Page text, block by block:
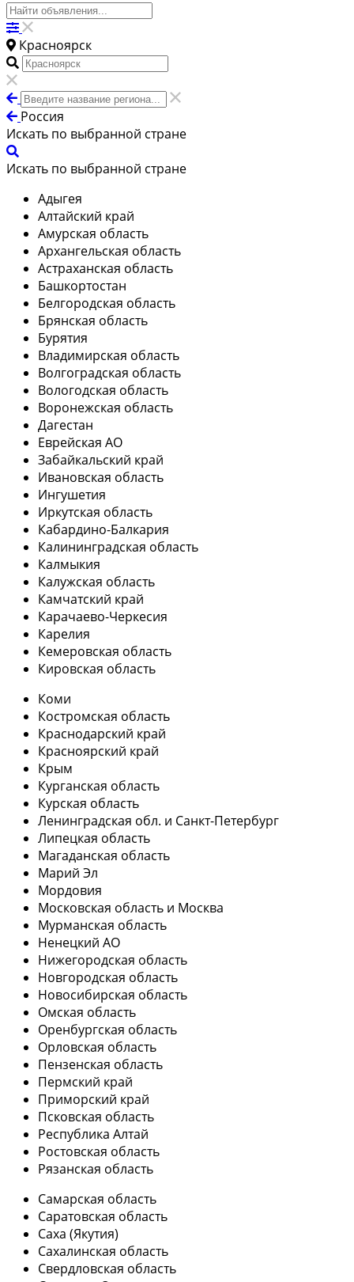
Красноярск
Россия
Искать по выбранной стране
Искать по выбранной стране
Адыгея
Алтайский край
Амурская область
Архангельская область
Астраханская область
Башкортостан
Белгородская область
Брянская область
Бурятия
Владимирская область
Волгоградская область
Вологодская область
Воронежская область
Дагестан
Еврейская АО
Забайкальский край
Ивановская область
Ингушетия
Иркутская область
Кабардино-Балкария
Калининградская область
Калмыкия
Калужская область
Камчатский край
Карачаево-Черкесия
Карелия
Кемеровская область
Кировская область
Коми
Костромская область
Краснодарский край
Красноярский край
Крым
Курганская область
Курская область
Ленинградская обл. и Санкт-Петербург
Липецкая область
Магаданская область
Марий Эл
Мордовия
Московская область и Москва
Мурманская область
Ненецкий АО
Нижегородская область
Новгородская область
Новосибирская область
Омская область
Оренбургская область
Орловская область
Пензенская область
Пермский край
Приморский край
Псковская область
Республика Алтай
Ростовская область
Рязанская область
Самарская область
Саратовская область
Саха (Якутия)
Сахалинская область
Свердловская область